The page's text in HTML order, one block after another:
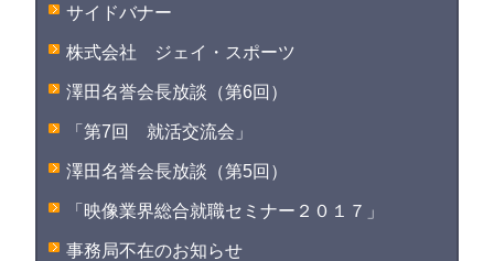
サイドバナー
株式会社 ジェイ・スポーツ
澤田名誉会長放談（第6回）
「第7回 就活交流会」
澤田名誉会長放談（第5回）
「映像業界総合就職セミナー２０１７」
事務局不在のお知らせ